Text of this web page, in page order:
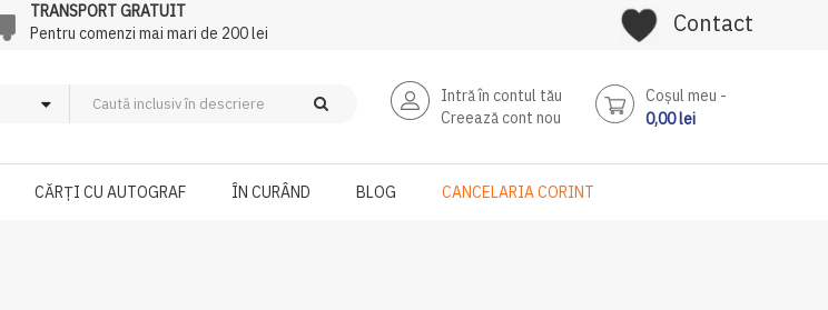
TRANSPORT GRATUIT
Pentru comenzi mai mari de 200 lei
Contact
Intră în contul tău
Creează cont nou
Coşul meu
0,00 lei
CĂRȚI CU AUTOGRAF ÎN CURÂND BLOG CANCELARIA CORINT